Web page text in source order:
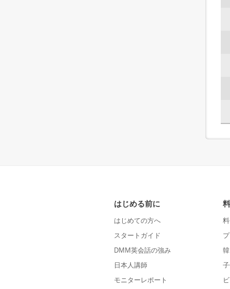
はじめる前に
はじめての方へ
スタートガイド
DMM英会話の強み
日本人講師
モニターレポート